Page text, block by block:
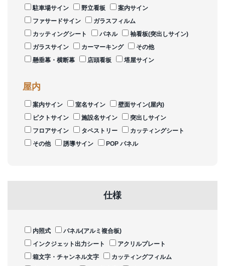
駐車場サイン
野立看板
案内サイン
ファサードサイン
ガラスフィルム
カッティングシート
パネル
袖看板(突出しサイン)
ガラスサイン
カーマーキング
その他
懸垂幕・横断幕
店頭看板 塔屋サイン
屋内
案内サイン 室名サイン
壁面サイン(屋内)
ピクトサイン
施設名サイン
突出しサイン
フロアサイン
タペストリー
カッティングシート
その他
誘導サイン POP パネル
仕様
内照式
パネル(アルミ複合板)
インクジェット出力シート
アクリルプレート
箱文字・チャンネル文字
カッティングフィルム